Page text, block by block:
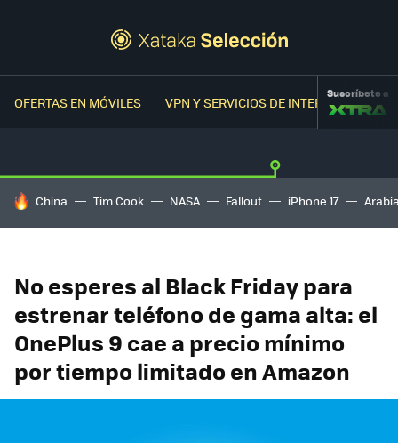
OFERTAS EN MÓVILES VPN Y SERVICIOS DE INTERNETSuscríbete a
HOY SE HABLA DE
China Tim Cook NASA Fallout iPhone 17
No esperes al Black Friday para
estrenar teléfono de gama alta: el
OnePlus 9 cae a precio mínimo
por tiempo limitado en Amazon